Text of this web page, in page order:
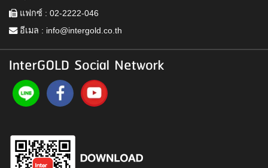
แฟกซ์ : 02-2222-046
อีเมล : info@intergold.co.th
InterGOLD Social Network